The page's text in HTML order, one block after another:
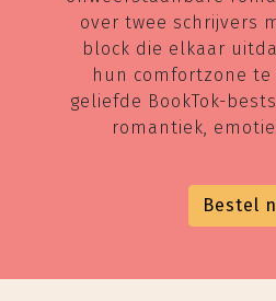
over twee schrijvers
block die elkaar
hun comfortzone te
geliefde BookTok-
romantiek,
Bestel